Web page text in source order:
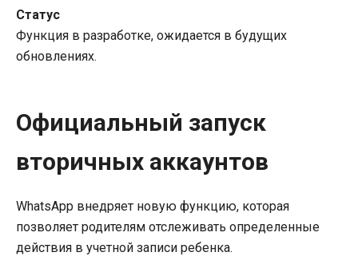
Статус
Функция в разработке, ожидается в будущих
обновлениях.
Официальный запуск
вторичных аккаунтов
WhatsApp внедряет новую функцию, которая
позволяет родителям отслеживать определенные
действия в учетной записи ребенка.